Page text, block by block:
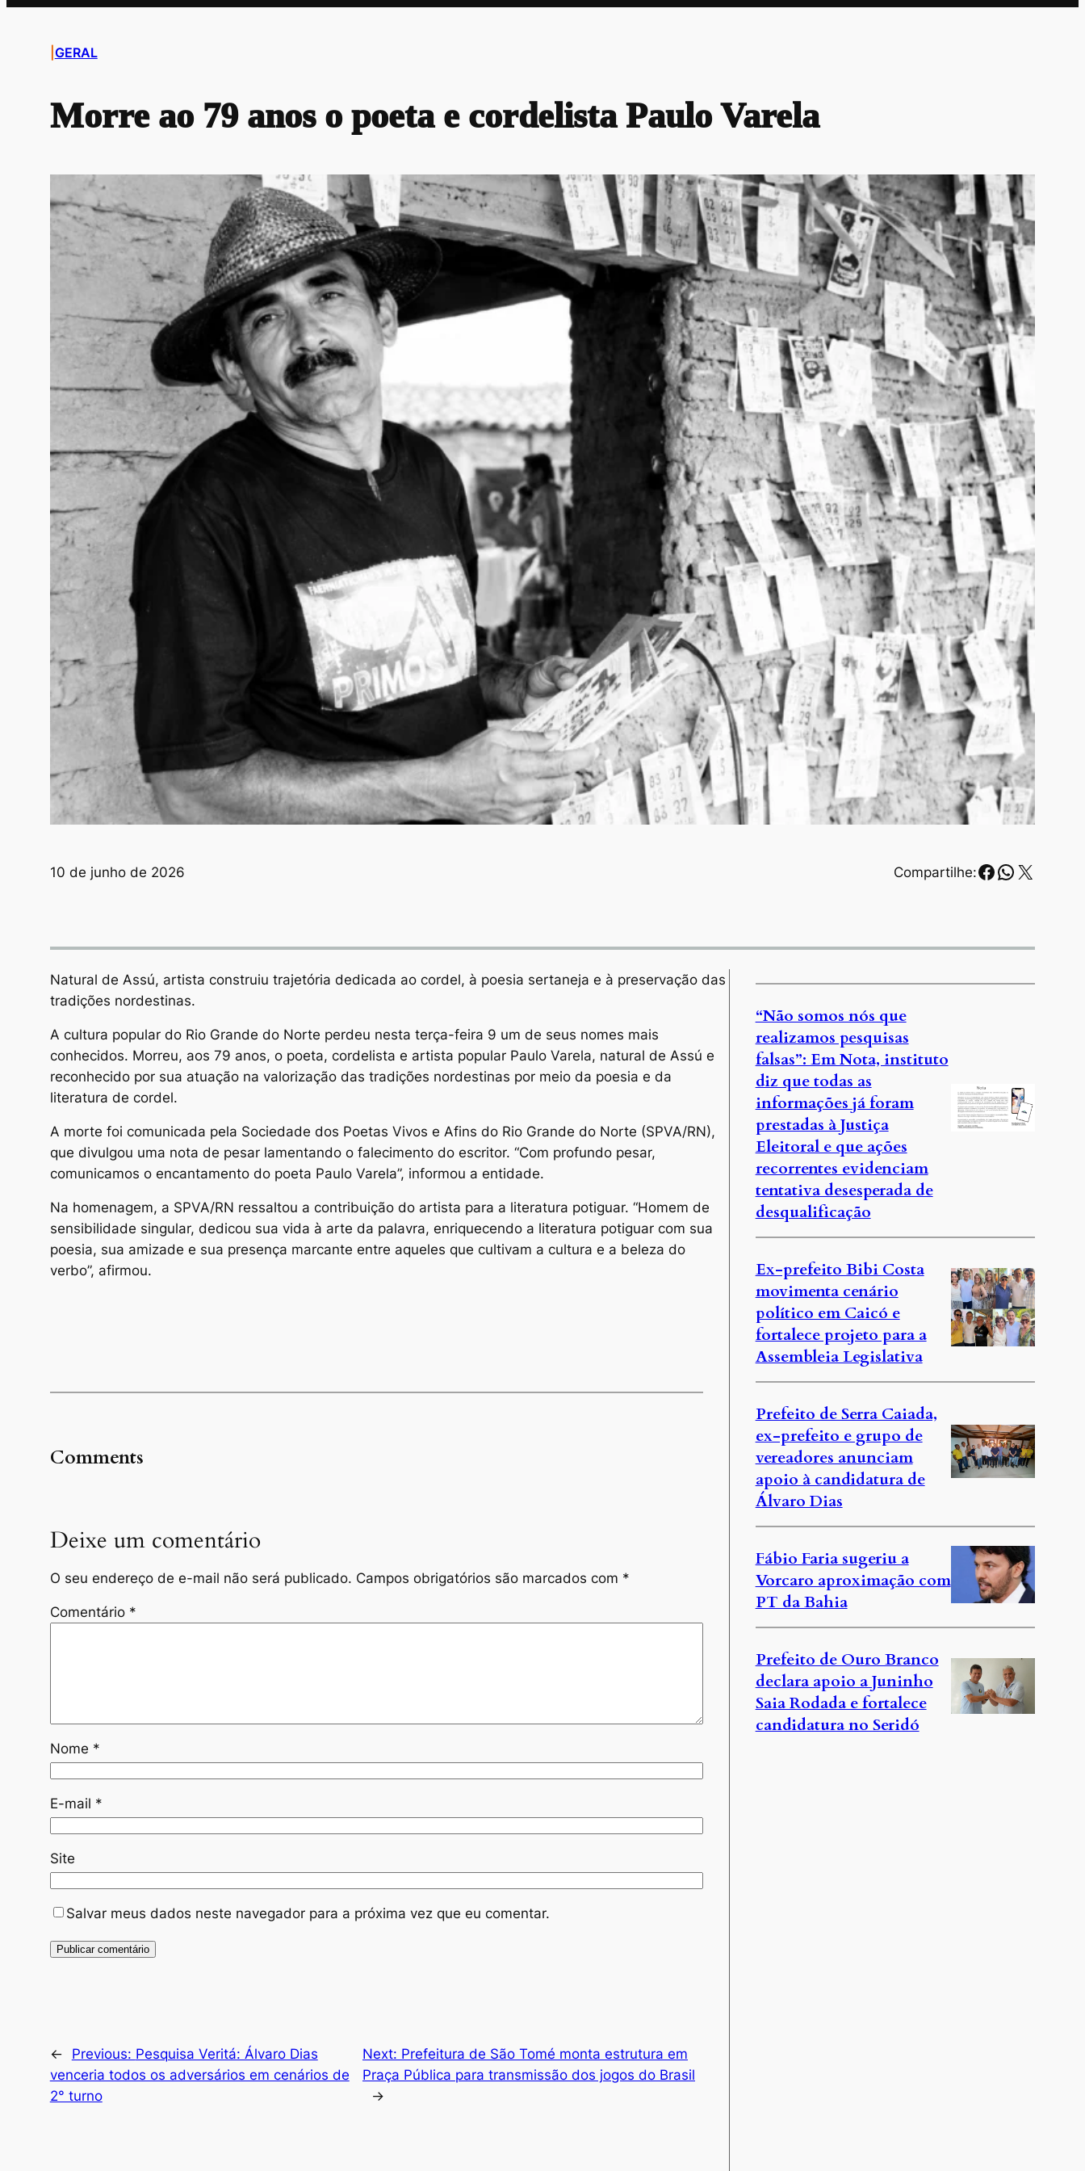
GERAL
Morre ao 79 anos o poeta e cordelista Paulo Varela
10 de junho de 2026 Compartilhe:Facebook
X
Natural de Assú, artista construiu trajetória dedicada ao cordel, à poesia sertaneja e à preservação das
tradições nordestinas.
A cultura popular do Rio Grande do Norte perdeu nesta terça-feira 9 um de seus nomes mais
conhecidos. Morreu, aos 79 anos, o poeta, cordelista e artista popular Paulo Varela, natural de Assú e
reconhecido por sua atuação na valorização das tradições nordestinas por meio da poesia e da
literatura de cordel.
A morte foi comunicada pela Sociedade dos Poetas Vivos e Afins do Rio Grande do Norte (SPVA/RN),
que divulgou uma nota de pesar lamentando o falecimento do escritor. “Com profundo pesar,
comunicamos o encantamento do poeta Paulo Varela”, informou a entidade.
Na homenagem, a SPVA/RN ressaltou a contribuição do artista para a literatura potiguar. “Homem de
sensibilidade singular, dedicou sua vida à arte da palavra, enriquecendo a literatura potiguar com sua
poesia, sua amizade e sua presença marcante entre aqueles que cultivam a cultura e a beleza do
verbo”, afirmou.
Comments
Deixe um comentário
O seu endereço de e-mail não será publicado. Campos obrigatórios são marcados com *
Comentário *
Nome *
E-mail *
Site
Salvar meus dados neste navegador para a próxima vez que eu comentar.
← Previous: Pesquisa Veritá: Álvaro Dias
venceria todos os adversários em cenários de
2° turno
Next: Prefeitura de São Tomé monta estrutura em
Praça Pública para transmissão dos jogos do Brasil
→
“Não somos nós que
realizamos pesquisas
falsas”: Em Nota, instituto
diz que todas as
informações já foram
prestadas à Justiça
Eleitoral e que ações
recorrentes evidenciam
tentativa desesperada de
desqualificação
Ex-prefeito Bibi Costa
movimenta cenário
político em Caicó e
fortalece projeto para a
Assembleia Legislativa
Prefeito de Serra Caiada,
ex-prefeito e grupo de
vereadores anunciam
apoio à candidatura de
Álvaro Dias
Fábio Faria sugeriu a
Vorcaro aproximação com
PT da Bahia
Prefeito de Ouro Branco
declara apoio a Juninho
Saia Rodada e fortalece
candidatura no Seridó